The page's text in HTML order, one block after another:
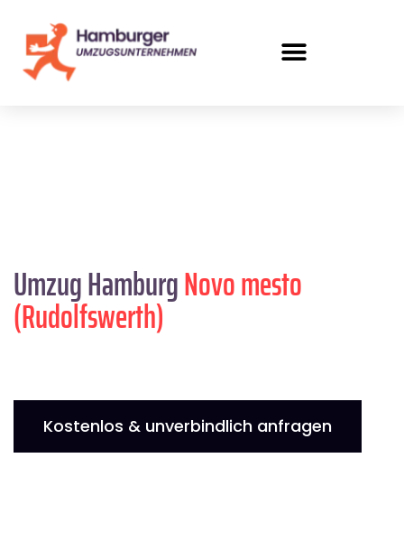
Umzug HamburgNovo mesto
(Rudolfswerth)
Kostenlos & unverbindlich anfragen